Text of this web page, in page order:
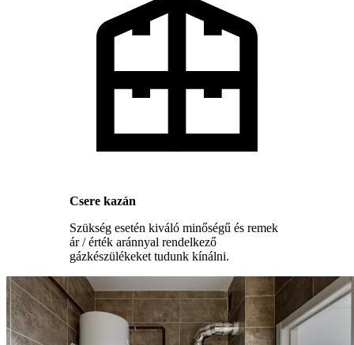
Csere kazán
Szükség esetén kiváló minőségű és remek
ár / érték aránnyal rendelkező
gázkészülékeket tudunk kínálni.